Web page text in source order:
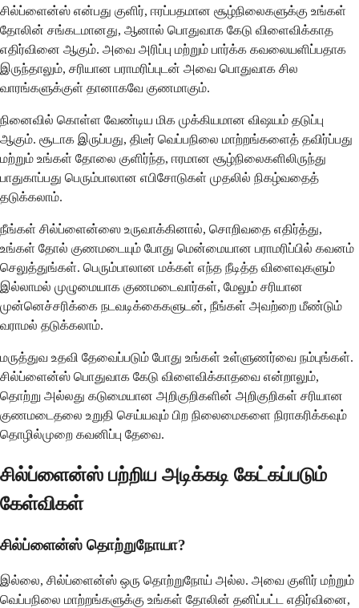
சில்ப்ளைன்ஸ் என்பது குளிர், ஈரப்பதமான சூழ்நிலைகளுக்கு உங்கள்
தோலின் சங்கடமானது, ஆனால் பொதுவாக கேடு விளைவிக்காத
எதிர்வினை ஆகும். அவை அரிப்பு மற்றும் பார்க்க கவலையளிப்பதாக
இருந்தாலும், சரியான பராமரிப்புடன் அவை பொதுவாக சில
வாரங்களுக்குள் தானாகவே குணமாகும்.
நினைவில் கொள்ள வேண்டிய மிக முக்கியமான விஷயம் தடுப்பு
ஆகும். சூடாக இருப்பது, திடீர் வெப்பநிலை மாற்றங்களைத் தவிர்ப்பது
மற்றும் உங்கள் தோலை குளிர்ந்த, ஈரமான சூழ்நிலைகளிலிருந்து
பாதுகாப்பது பெரும்பாலான எபிசோடுகள் முதலில் நிகழ்வதைத்
தடுக்கலாம்.
நீங்கள் சில்ப்ளைன்ஸை உருவாக்கினால், சொறிவதை எதிர்த்து,
உங்கள் தோல் குணமடையும் போது மென்மையான பராமரிப்பில் கவனம்
செலுத்துங்கள். பெரும்பாலான மக்கள் எந்த நீடித்த விளைவுகளும்
இல்லாமல் முழுமையாக குணமடைவார்கள், மேலும் சரியான
முன்னெச்சரிக்கை நடவடிக்கைகளுடன், நீங்கள் அவற்றை மீண்டும்
வராமல் தடுக்கலாம்.
மருத்துவ உதவி தேவைப்படும் போது உங்கள் உள்ளுணர்வை நம்புங்கள்.
சில்ப்ளைன்ஸ் பொதுவாக கேடு விளைவிக்காதவை என்றாலும்,
தொற்று அல்லது கடுமையான அறிகுறிகளின் அறிகுறிகள் சரியான
குணமடைதலை உறுதி செய்யவும் பிற நிலைமைகளை நிராகரிக்கவும்
தொழில்முறை கவனிப்பு தேவை.
சில்ப்ளைன்ஸ் பற்றிய அடிக்கடி கேட்கப்படும்
கேள்விகள்
சில்ப்ளைன்ஸ் தொற்றுநோயா?
இல்லை, சில்ப்ளைன்ஸ் ஒரு தொற்றுநோய் அல்ல. அவை குளிர் மற்றும்
வெப்பநிலை மாற்றங்களுக்கு உங்கள் தோலின் தனிப்பட்ட எதிர்வினை,